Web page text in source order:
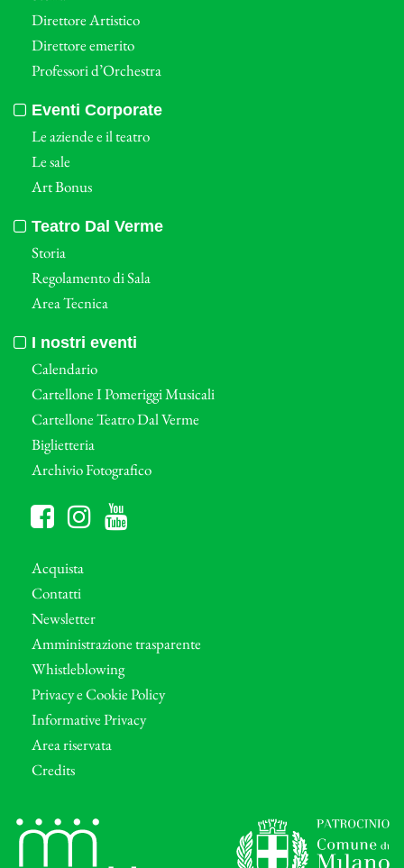
Direttore Artistico
Direttore emerito
Professori d’Orchestra
Eventi Corporate
Le aziende e il teatro
Le sale
Art Bonus
Teatro Dal Verme
Storia
Regolamento di Sala
Area Tecnica
I nostri eventi
Calendario
Cartellone I Pomeriggi Musicali
Cartellone Teatro Dal Verme
Biglietteria
Archivio Fotografico
Acquista
Contatti
Newsletter
Amministrazione trasparente
Whistleblowing
Privacy e Cookie Policy
Informative Privacy
Area riservata
Credits